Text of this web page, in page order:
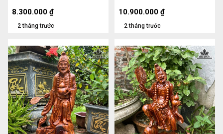
2 tháng trước
8.300.000 ₫
2 tháng trước
10.900.000 ₫